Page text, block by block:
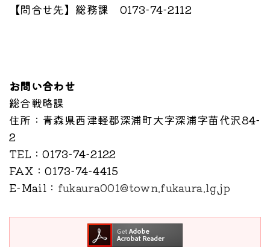
【問合せ先】総務課 0173-74-2112
お問い合わせ
総合戦略課
住所 ：青森県西津軽郡深浦町大字深浦字苗代沢84-
2
TEL ：0173-74-2122
FAX ：0173-74-4415
E-Mail ： fukaura001@town.fukaura.lg.jp